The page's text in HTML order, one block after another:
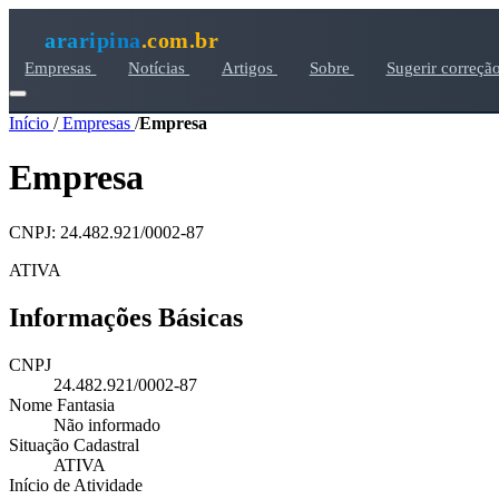
araripina.com.br
Empresas Notícias Artigos Sobre Sugerir
Início /Empresas /Empresa
Empresa
CNPJ: 24.482.921/0002-87
ATIVA
Informações Básicas
CNPJ
24.482.921/0002-87
Nome Fantasia
Não informado
Situação Cadastral
ATIVA
Início de Atividade